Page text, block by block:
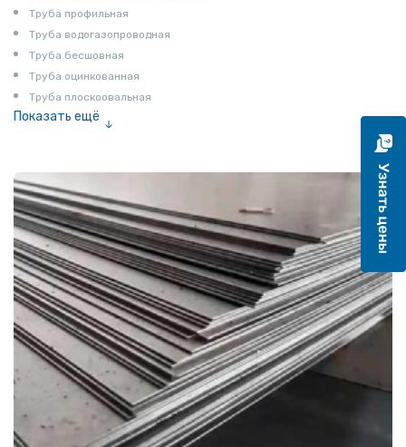
Труба профильная
Труба водогазопроводная
Труба бесшовная
Труба оцинкованная
Труба плоскоовальная
Показать ещё